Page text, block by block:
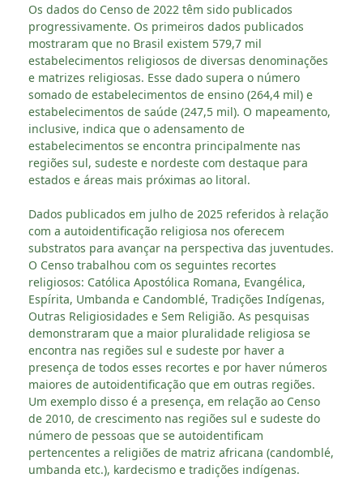
Os dados do Censo de 2022 têm sido publicados
progressivamente. Os primeiros dados publicados
mostraram que no Brasil existem 579,7 mil
estabelecimentos religiosos de diversas denominações
e matrizes religiosas. Esse dado supera o número
somado de estabelecimentos de ensino (264,4 mil) e
estabelecimentos de saúde (247,5 mil). O mapeamento,
inclusive, indica que o adensamento de
estabelecimentos se encontra principalmente nas
regiões sul, sudeste e nordeste com destaque para
estados e áreas mais próximas ao litoral.
Dados publicados em julho de 2025 referidos à relação
com a autoidentificação religiosa nos oferecem
substratos para avançar na perspectiva das juventudes.
O Censo trabalhou com os seguintes recortes
religiosos: Católica Apostólica Romana, Evangélica,
Espírita, Umbanda e Candomblé, Tradições Indígenas,
Outras Religiosidades e Sem Religião. As pesquisas
demonstraram que a maior pluralidade religiosa se
encontra nas regiões sul e sudeste por haver a
presença de todos esses recortes e por haver números
maiores de autoidentificação que em outras regiões.
Um exemplo disso é a presença, em relação ao Censo
de 2010, de crescimento nas regiões sul e sudeste do
número de pessoas que se autoidentificam
pertencentes a religiões de matriz africana (candomblé,
umbanda etc.), kardecismo e tradições indígenas.